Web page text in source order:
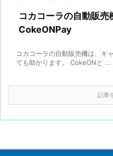
コカコーラの自動販売
CokeONPay
コカコーラの自動販売機は、キ
ても助かります。 CokeONと ...
記事